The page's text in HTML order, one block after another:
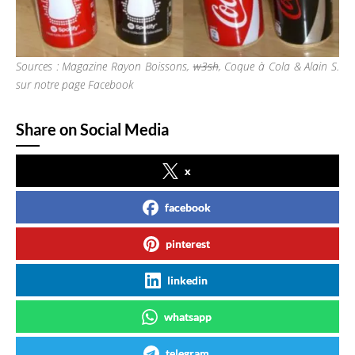
Sources : Magazine Rayon Boissons,w3sh, Coque à Cola & Alain S.
sur notre page Facebook
Share on Social Media
x
facebook
pinterest
linkedin
whatsapp